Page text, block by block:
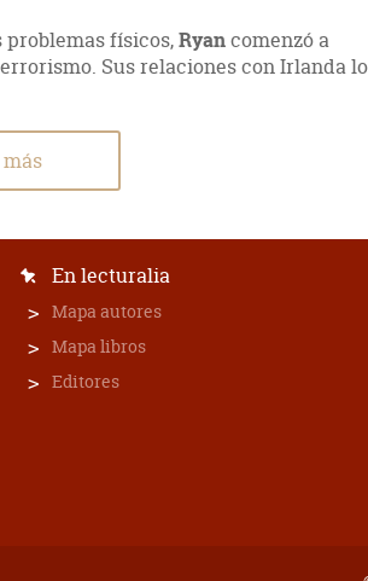
físicos,Ryancomenzó a
Sus relaciones con Irlanda lo
En lecturalia
Mapa autores
Mapa libros
Editores